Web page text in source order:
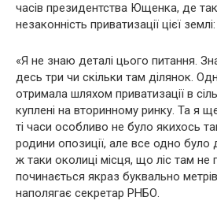
часів президентства Ющенка, де
незаконність приватизації цієї землі:
«Я не знаю деталі цього питання.
десь три чи скільки там ділянок.
отримала шляхом приватизації в
куплені на вторинному ринку. Та я
ті часи особливо не було якихось
родини опозиції, але все одно
ж таки околиці місця, що ліс там не
починається якраз буквально
наполягає секретар РНБО.